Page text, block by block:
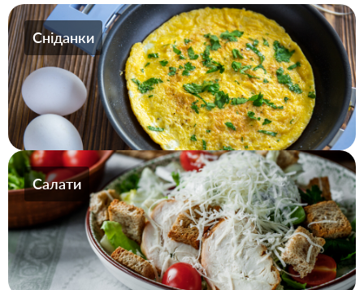
Сніданки
Салати